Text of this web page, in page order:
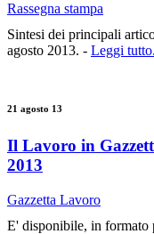
Rassegna stampa
Sintesi dei principali
agosto 2013. - Leggi
21 agosto 13
Il Lavoro in
2013
Gazzetta Lavoro
E' disponibile, in formato